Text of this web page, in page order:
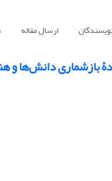
ارسال مقاله
بازشماری دانش‌ها و